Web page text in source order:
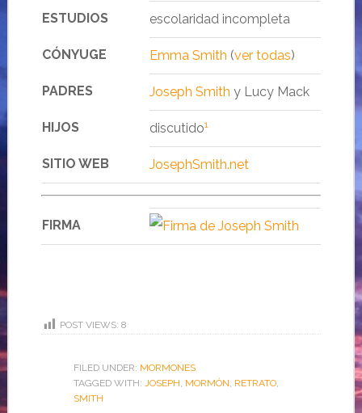
ESTUDIOS escolaridad incompleta
CÓNYUGE Emma Smith (ver todas)
PADRES Joseph Smith y Lucy Mack
HIJOS discutido1
SITIO WEB JosephSmith.net
FIRMA
POST VIEWS: 8
FILED UNDER: MORMONES
TAGGED WITH: JOSEPH, MORMÓN, RETRATO,
SMITH